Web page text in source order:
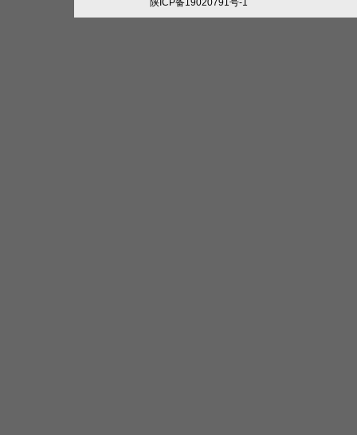
陕ICP备19020791号-1